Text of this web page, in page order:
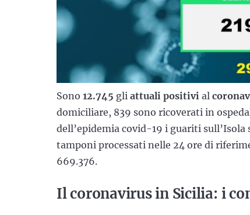
Sono 12.745 gli attuali positivi al
domiciliare, 839 sono ricoverati in
dell’epidemia covid-19 i guariti
tamponi processati nelle 24 ore di
669.376.
Il coronavirus in Sicilia: i